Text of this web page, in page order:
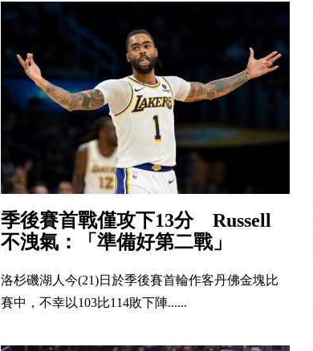
季後賽首戰僅攻下13分 Russell
不洩氣：「準備好第二戰」
洛杉磯湖人今(21)日於季後賽首輪作客丹佛金塊比
賽中，不幸以103比114敗下陣......